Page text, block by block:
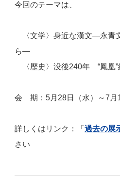
今回のテーマは、
〈文学〉身近な漢文―永青
ら―
〈歴史〉没後240年 “鳳凰”
会 期：5月28日（水）～7月
詳しくはリンク：「 過去の展
さい